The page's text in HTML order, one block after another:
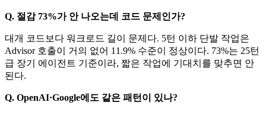
Q. 절감 73%가 안 나오는데 코드 문제인가?
대개 코드보다 워크로드 길이 문제다. 5턴 이하 단발 작업은
Advisor 호출이 거의 없어 11.9% 수준이 정상이다. 73%는 25턴
급 장기 에이전트 기준이라, 짧은 작업에 기대치를 맞추면 안
된다.
Q. OpenAI·Google에도 같은 패턴이 있나?